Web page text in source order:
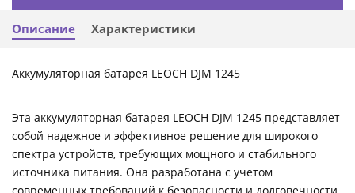
Описание Характеристики
Аккумуляторная батарея LEOCH DJM 1245
Эта аккумуляторная батарея LEOCH DJM 1245 представляет
собой надежное и эффективное решение для широкого
спектра устройств, требующих мощного и стабильного
источника питания. Она разработана с учетом